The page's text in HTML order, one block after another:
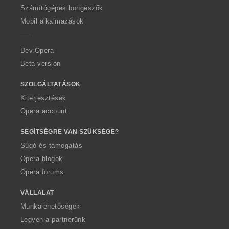
O
p
a
Számítógépes böngészők
Mobil alkalmazások
Dev.Opera
Beta version
SZOLGÁLTATÁSOK
Kiterjesztések
Opera account
SEGÍTSÉGRE VAN SZÜKSÉGE?
Súgó és támogatás
Opera blogok
Opera forums
VÁLLALAT
Munkalehetőségek
Legyen a partnerünk